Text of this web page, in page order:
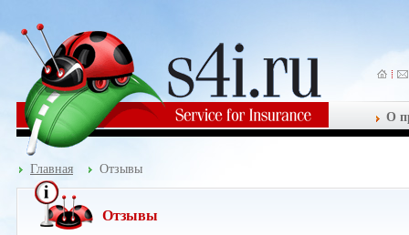
О
Главная Отзывы
Отзывы